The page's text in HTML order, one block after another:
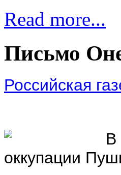
Read more...
Письмо
Российская
В
оккупации